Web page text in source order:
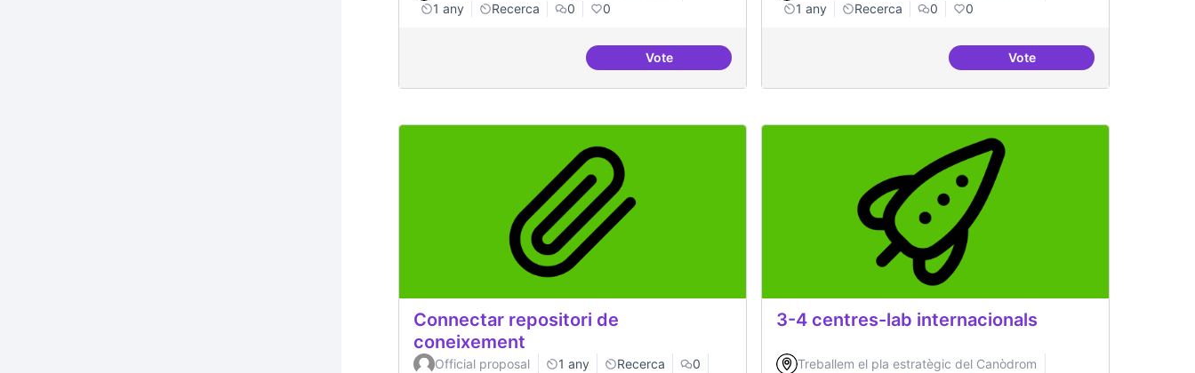
1 any
Recerca 0 0
VotePrograma de seminari regular
1 any
Recerca 0 0
VotePilot guifinet com
Connectar repositori de
coneixement
Official proposal 1 any Recerca
0
3-4 centres-lab internacionals
Treballem el pla estratègic del Canòdrom